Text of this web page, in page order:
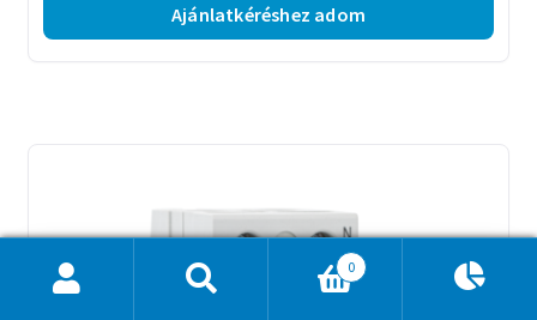
Ajánlatkéréshez adom
0
Ajánlatkosár 0